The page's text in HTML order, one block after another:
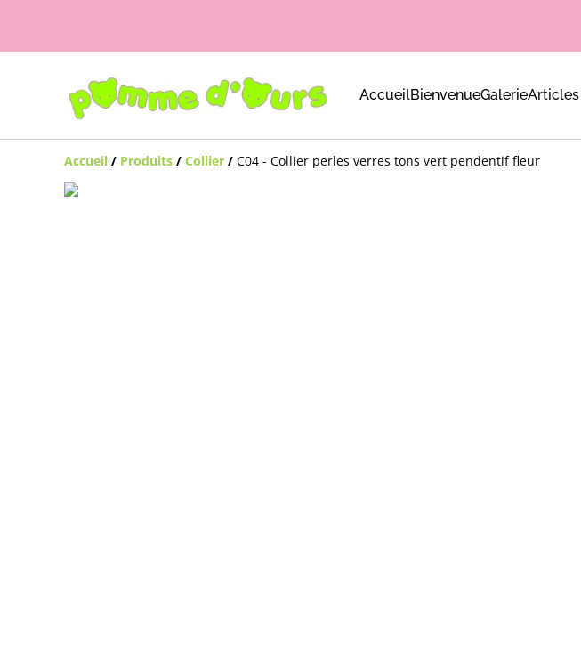
AccueilBienvenueGalerieArticles
Accueil / Produits / Collier / C04 - Collier perles verres tons vert pendentif fleur